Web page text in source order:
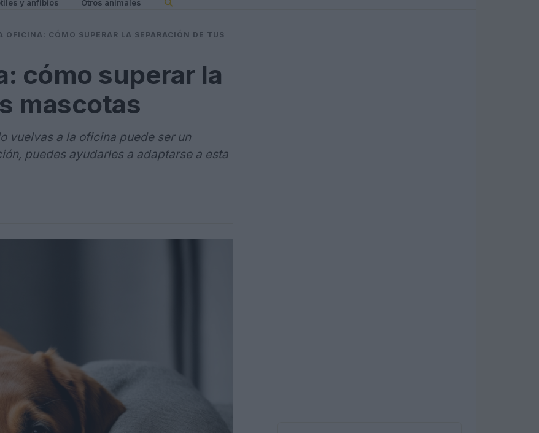
y anfibios Otros animales
OFICINA: CÓMO SUPERAR LA SEPARACIÓN DE TUS
cómo superar la
mascotas
vuelvas a la oficina puede ser un
puedes ayudarles a adaptarse a esta